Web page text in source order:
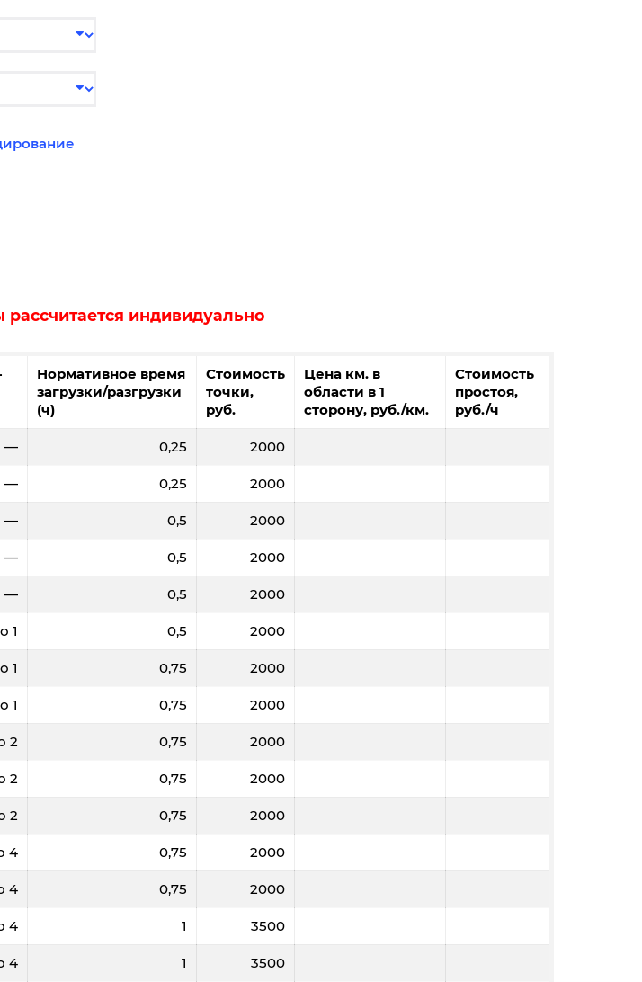
индивидуально
Нормативное время
загрузки/разгрузки
(ч)
Стоимость
точки,
руб.
Цена км. в
области в 1
сторону, руб./км.
Стоимость
простоя,
руб./ч
— 0,25 2000
— 0,25 2000
— 0,5 2000
— 0,5 2000
— 0,5 2000
1 0,5 2000
1 0,75 2000
1 0,75 2000
2 0,75 2000
2 0,75 2000
2 0,75 2000
4 0,75 2000
4 0,75 2000
4 1 3500
4 1 3500